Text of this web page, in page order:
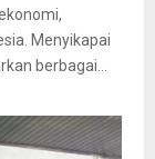
Menyikapai
berbagai...